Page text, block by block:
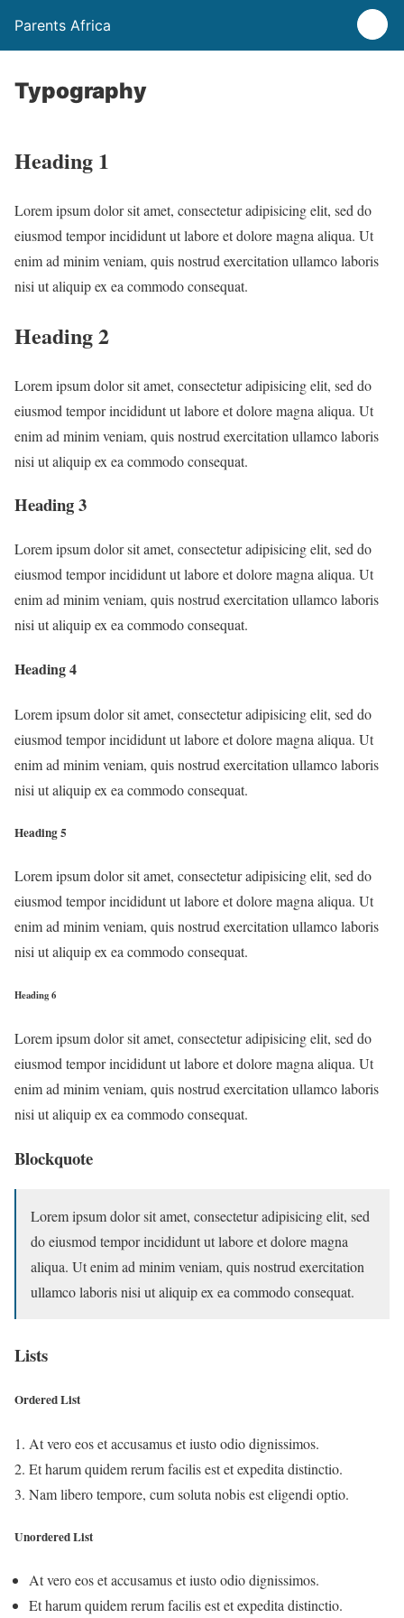
Parents Africa
Typography
Heading 1
Lorem ipsum dolor sit amet, consectetur adipisicing elit, sed do
eiusmod tempor incididunt ut labore et dolore magna aliqua. Ut
enim ad minim veniam, quis nostrud exercitation ullamco laboris
nisi ut aliquip ex ea commodo consequat.
Heading 2
Lorem ipsum dolor sit amet, consectetur adipisicing elit, sed do
eiusmod tempor incididunt ut labore et dolore magna aliqua. Ut
enim ad minim veniam, quis nostrud exercitation ullamco laboris
nisi ut aliquip ex ea commodo consequat.
Heading 3
Lorem ipsum dolor sit amet, consectetur adipisicing elit, sed do
eiusmod tempor incididunt ut labore et dolore magna aliqua. Ut
enim ad minim veniam, quis nostrud exercitation ullamco laboris
nisi ut aliquip ex ea commodo consequat.
Heading 4
Lorem ipsum dolor sit amet, consectetur adipisicing elit, sed do
eiusmod tempor incididunt ut labore et dolore magna aliqua. Ut
enim ad minim veniam, quis nostrud exercitation ullamco laboris
nisi ut aliquip ex ea commodo consequat.
Heading 5
Lorem ipsum dolor sit amet, consectetur adipisicing elit, sed do
eiusmod tempor incididunt ut labore et dolore magna aliqua. Ut
enim ad minim veniam, quis nostrud exercitation ullamco laboris
nisi ut aliquip ex ea commodo consequat.
Heading 6
Lorem ipsum dolor sit amet, consectetur adipisicing elit, sed do
eiusmod tempor incididunt ut labore et dolore magna aliqua. Ut
enim ad minim veniam, quis nostrud exercitation ullamco laboris
nisi ut aliquip ex ea commodo consequat.
Blockquote
Lorem ipsum dolor sit amet, consectetur adipisicing elit, sed
do eiusmod tempor incididunt ut labore et dolore magna
aliqua. Ut enim ad minim veniam, quis nostrud exercitation
ullamco laboris nisi ut aliquip ex ea commodo consequat.
Lists
Ordered List
At vero eos et accusamus et iusto odio dignissimos.
Et harum quidem rerum facilis est et expedita distinctio.
Nam libero tempore, cum soluta nobis est eligendi optio.
Unordered List
At vero eos et accusamus et iusto odio dignissimos.
Et harum quidem rerum facilis est et expedita distinctio.